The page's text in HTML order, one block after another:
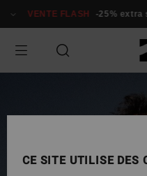
produit
VENTE FLASH -25% extra
CE SITE UTILISE DES